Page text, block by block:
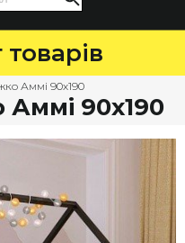
Аммі 90х190
90х190